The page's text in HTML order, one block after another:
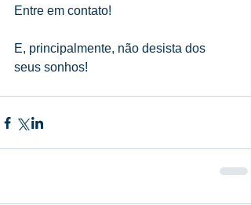
Entre em contato!
E, principalmente, não desista dos
seus sonhos!